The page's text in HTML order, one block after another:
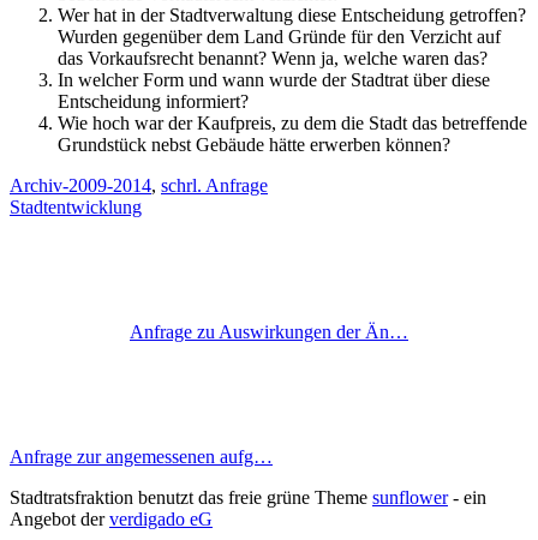
Wer hat in der Stadtverwaltung diese Entscheidung getroffen?
Wurden gegenüber dem Land Gründe für den Verzicht auf
das Vorkaufsrecht benannt? Wenn ja, welche waren das?
In welcher Form und wann wurde der Stadtrat über diese
Entscheidung informiert?
Wie hoch war der Kaufpreis, zu dem die Stadt das betreffende
Grundstück nebst Gebäude hätte erwerben können?
Archiv-2009-2014, schrl. Anfrage
Stadtentwicklung
Anfrage zu Auswirkungen der Än…
Anfrage zur angemessenen aufg…
Stadtratsfraktion benutzt das freie grüne Theme sunflower‐ ein
Angebot derverdigado eG